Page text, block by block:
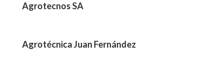
Agrotecnos SA
Agrotécnica Juan Fernández